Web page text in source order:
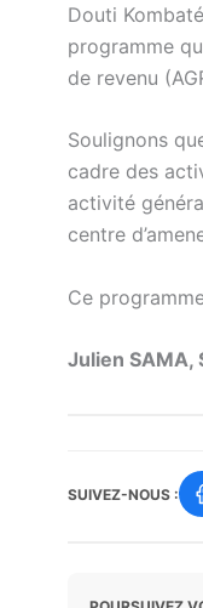
Douti
programme
de revenu
Soulignons
cadre des
activité
centre
Ce
Julien SAMA,
SUIVEZ-NOUS :